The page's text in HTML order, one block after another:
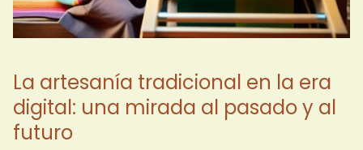
La artesanía tradicional en la era
digital: una mirada al pasado y al
futuro